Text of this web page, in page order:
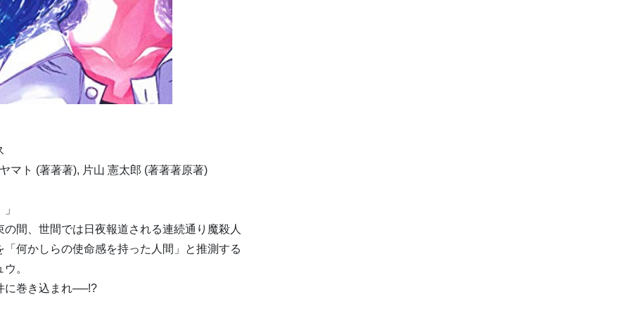
マト (著著著), 片山 憲太郎 (著著著原著)
間、世間では日夜報道される連続通り魔殺人
何かしらの使命感を持った人間」と推測する
。
に巻き込まれ──!?